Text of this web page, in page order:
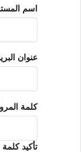
اسم
عنوان
كلمة
تأكيد كلمة